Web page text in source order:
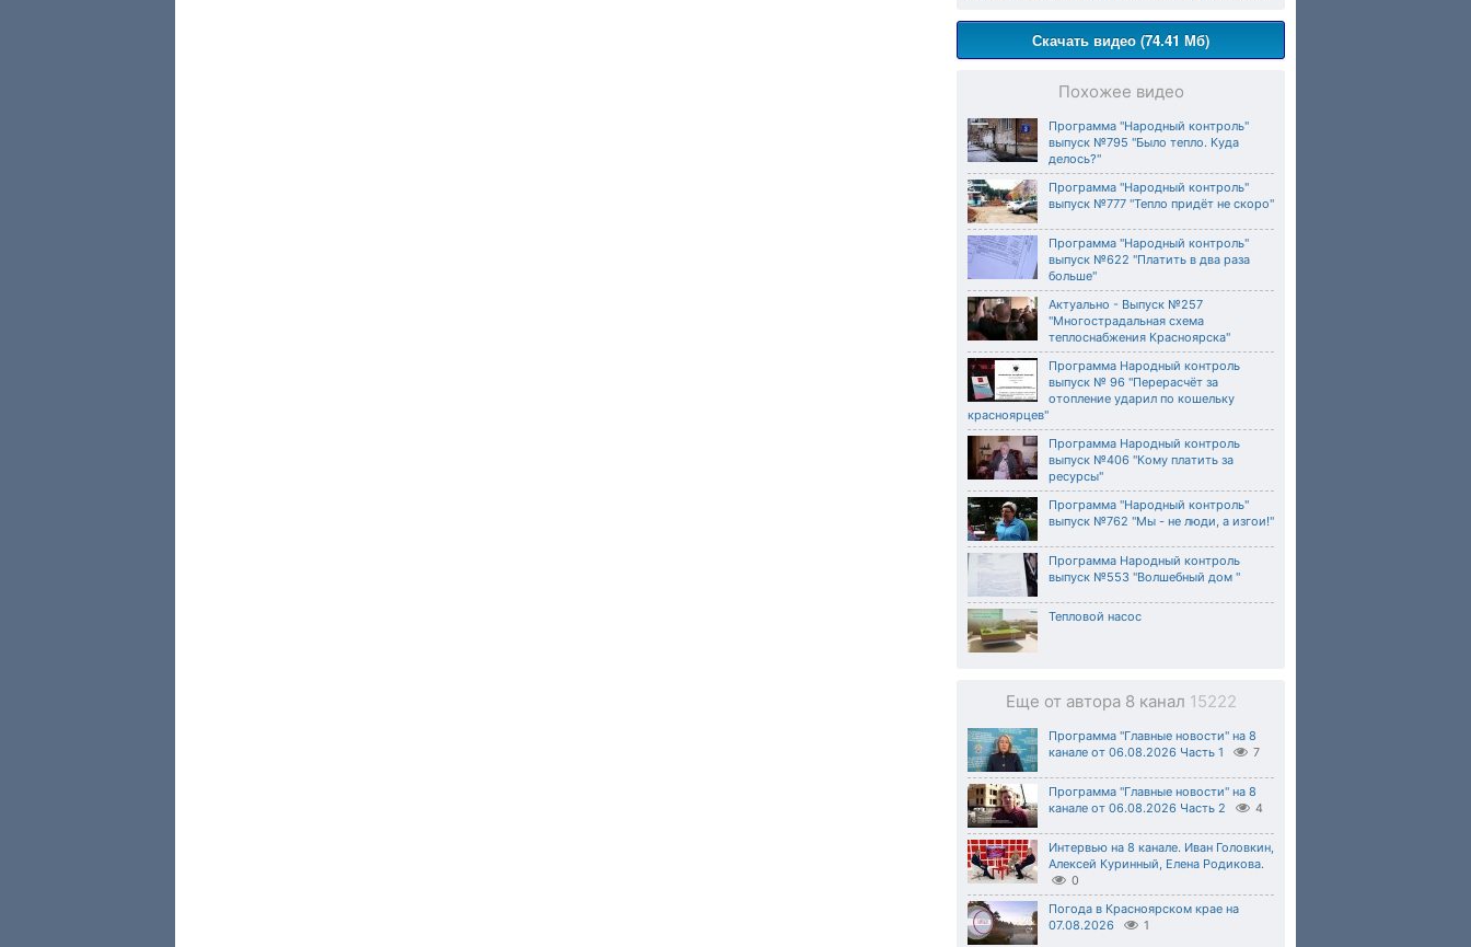
Скачать видео (74.41 Мб)
Похожее видео
Программа "Народный контроль"
выпуск №795 "Было тепло. Куда
делось?"
Программа "Народный контроль"
выпуск №777 "Тепло придёт не скоро"
Программа "Народный контроль"
выпуск №622 "Платить в два раза
больше"
Актуально - Выпуск №257
"Многострадальная схема
теплоснабжения Красноярска"
Программа Народный контроль
выпуск № 96 "Перерасчёт за
отопление ударил по кошельку
красноярцев"
Программа Народный контроль
выпуск №406 "Кому платить за
ресурсы"
Программа "Народный контроль"
выпуск №762 "Мы - не люди, а изгои!"
Программа Народный контроль
выпуск №553 "Волшебный дом "
Тепловой насос
Еще от автора 8 канал 15222
Программа "Главные новости" на 8
канале от 06.08.2026 Часть 1
7
Программа "Главные новости" на 8
канале от 06.08.2026 Часть 2
4
Интервью на 8 канале. Иван Головкин,
Алексей Куринный, Елена Родикова.
0
Погода в Красноярском крае на
07.08.2026
1